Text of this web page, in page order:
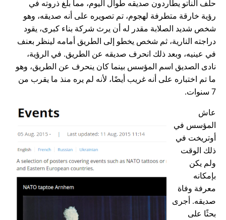
حلف الناتو يطاردون صديقه طوال اليوم، مما بلغ ذروته في
رؤية خارقة متطرفة لهجوم، تم تصويره على أنه صديقه، وهو
شخص شديد الصلابة مقدر له أن يرث شركة بناء كبرى، يقود
دراجته النارية، ثم شخص يخطو إلى الطريق أمامه لينظر بعنف
في عينيه، وبعد ذلك انحرف صديقه عن الطريق. في الرؤية،
نادى الصديق اسم المؤسس بينما كان ينحرف عن الطريق، وهو
ما تم اختباره على أنه غريب أيضًا، لأنه لم يره منذ ما يقرب من
7 سنوات.
عاش
المؤسس في
أوتريخت في
ذلك الوقت
ولم يكن
بإمكانه
معرفة وفاة
صديقه. أجرى
بحثًا على